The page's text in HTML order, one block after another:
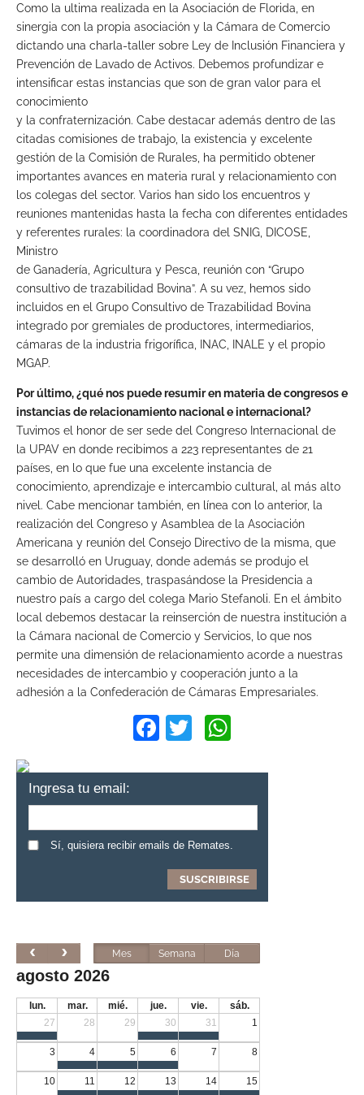
Como la ultima realizada en la Asociación de Florida, en
sinergia con la propia asociación y la Cámara de Comercio
dictando una charla-taller sobre Ley de Inclusión Financiera y
Prevención de Lavado de Activos. Debemos profundizar e
intensificar estas instancias que son de gran valor para el
conocimiento
y la confraternización. Cabe destacar además dentro de las
citadas comisiones de trabajo, la existencia y excelente
gestión de la Comisión de Rurales, ha permitido obtener
importantes avances en materia rural y relacionamiento con
los colegas del sector. Varios han sido los encuentros y
reuniones mantenidas hasta la fecha con diferentes entidades
y referentes rurales: la coordinadora del SNIG, DICOSE,
Ministro
de Ganadería, Agricultura y Pesca, reunión con “Grupo
consultivo de trazabilidad Bovina”. A su vez, hemos sido
incluidos en el Grupo Consultivo de Trazabilidad Bovina
integrado por gremiales de productores, intermediarios,
cámaras de la industria frigorífica, INAC, INALE y el propio
MGAP.
Por último, ¿qué nos puede resumir en materia de congresos e
instancias de relacionamiento nacional e internacional?
Tuvimos el honor de ser sede del Congreso Internacional de
la UPAV en donde recibimos a 223 representantes de 21
países, en lo que fue una excelente instancia de
conocimiento, aprendizaje e intercambio cultural, al más alto
nivel. Cabe mencionar también, en línea con lo anterior, la
realización del Congreso y Asamblea de la Asociación
Americana y reunión del Consejo Directivo de la misma, que
se desarrolló en Uruguay, donde además se produjo el
cambio de Autoridades, traspasándose la Presidencia a
nuestro país a cargo del colega Mario Stefanoli. En el ámbito
local debemos destacar la reinserción de nuestra institución a
la Cámara nacional de Comercio y Servicios, lo que nos
permite una dimensión de relacionamiento acorde a nuestras
necesidades de intercambio y cooperación junto a la
adhesión a la Confederación de Cámaras Empresariales.
Facebook
Twitter
Ingresa tu email:
Sí, quisiera recibir emails de Remates.
Mes Semana Día
agosto 2026
lun. mar. mié. jue. vie.
sáb.
27
28 29 30 31 1
3 4 5 6 7 8
10 11 12 13 14 15